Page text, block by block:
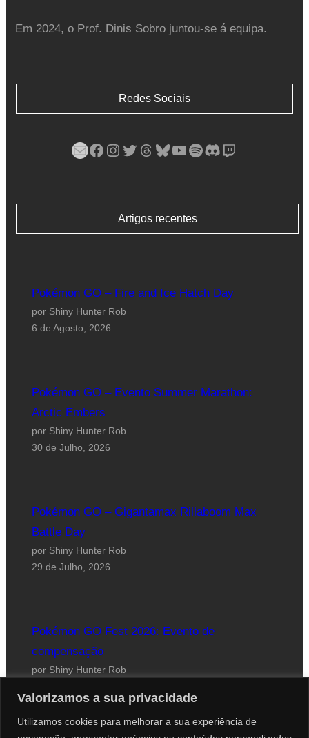
Valorizamos a sua privacidade
Utilizamos cookies para melhorar a sua experiência de
Em 2024, o Prof. Dinis Sobro juntou-se á equipa.
Redes Sociais
Mail Facebook Instagram Twitter Threads Bluesky YouTube Spotify Discord Twitch
Artigos recentes
Pokémon GO – Fire and Ice Hatch Day
por Shiny Hunter Rob
6 de Agosto, 2026
Pokémon GO – Evento Summer Marathon:
Arctic Embers
por Shiny Hunter Rob
30 de Julho, 2026
Pokémon GO – Gigantamax Rillaboom Max
Battle Day
por Shiny Hunter Rob
29 de Julho, 2026
Pokémon GO Fest 2026: Evento de
compensação
por Shiny Hunter Rob